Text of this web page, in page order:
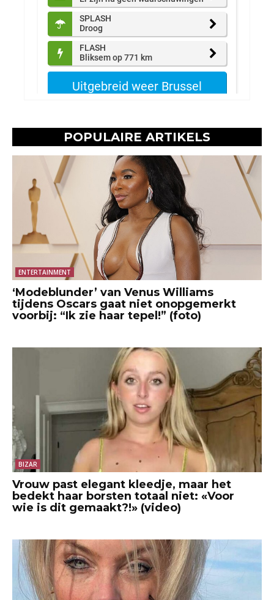
POPULAIRE ARTIKELS
ENTERTAINMENT
‘Modeblunder’ van Venus Williams
tijdens Oscars gaat niet onopgemerkt
voorbij: “Ik zie haar tepel!” (foto)
BIZAR
Vrouw past elegant kleedje, maar het
bedekt haar borsten totaal niet: «Voor
wie is dit gemaakt?!» (video)